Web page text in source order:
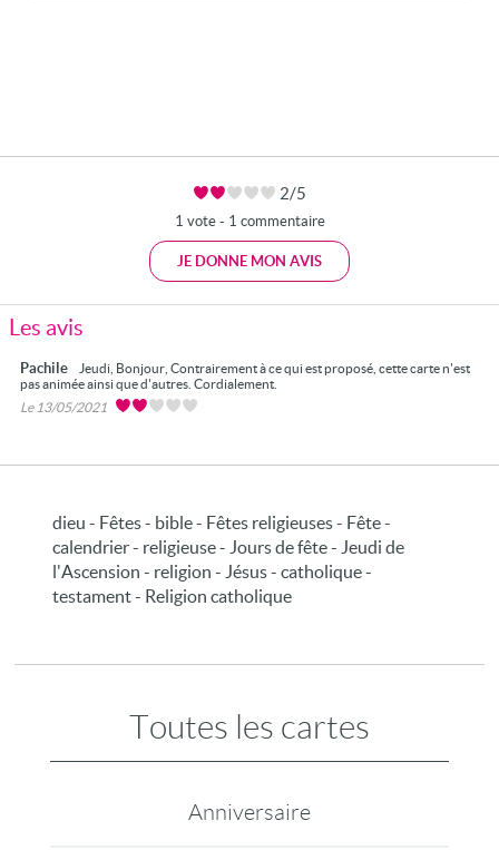
2/5
1 vote - 1 commentaire
JE DONNE MON AVIS
Les avis
Pachile
Jeudi, Bonjour, Contrairement à ce qui est proposé, cette carte n'est
pas animée ainsi que d'autres. Cordialement.
Le 13/05/2021
dieu - Fêtes - bible - Fêtes religieuses - Fête -
calendrier - religieuse - Jours de fête - Jeudi de
l'Ascension - religion - Jésus - catholique -
testament - Religion catholique
Toutes les cartes
Anniversaire